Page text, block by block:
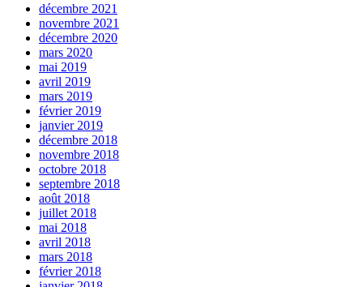
décembre 2021
novembre 2021
décembre 2020
mars 2020
mai 2019
avril 2019
mars 2019
février 2019
janvier 2019
décembre 2018
novembre 2018
octobre 2018
septembre 2018
août 2018
juillet 2018
mai 2018
avril 2018
mars 2018
février 2018